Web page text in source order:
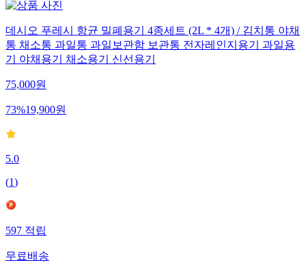
데시오 푸레시 항균 밀폐용기 4종세트 (2L * 4개) / 김치통 야채
통 채소통 과일통 과일보관함 보관통 전자레인지용기 과일용
기 야채용기 채소용기 신선용기
75,000원
73%19,900원
5.0
(1)
597적립
무료배송